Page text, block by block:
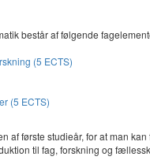
består af følgende
(5 ECTS)
(5 ECTS)
af første studieår, for at man
til fag, forskning og